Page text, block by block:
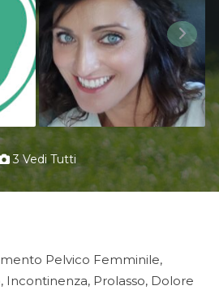
3 Vedi Tutti
Pelvico Femminile,
Incontinenza, Prolasso, Dolore